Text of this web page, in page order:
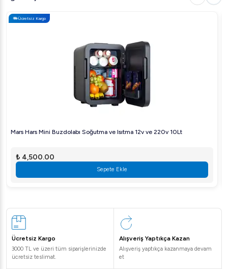
Ücretsiz Kargo
Mars Hars Mini Buzdolabı Soğutma ve Isıtma 12v ve 220v 10Lt
₺ 4,500.00
Sepete Ekle
Ücretsiz Kargo
3000 TL ve üzeri tüm siparişlerinizde
ücretsiz teslimat.
Alışveriş Yaptıkça Kazan
Alışveriş yaptıkça kazanmaya devam
et